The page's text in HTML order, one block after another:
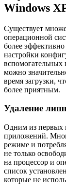
Windows
Существует
операционной
более
настройки
вспомогательных
можно
время загрузки,
более приятным.
Удаление
Одним из первых
приложений.
режиме и
не только
на процессор и
список
которые не